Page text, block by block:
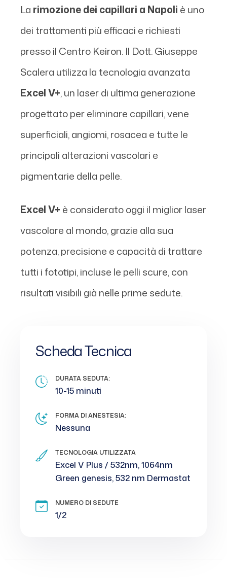
Scheda Tecnica
DURATA SEDUTA:
10-15 minuti
FORMA DI ANESTESIA:
Nessuna
TECNOLOGIA UTILIZZATA
Excel V Plus / 532nm, 1064nm
Green genesis, 532 nm Dermastat
NUMERO DI SEDUTE
1/2
La rimozione dei capillari a Napoli è uno
dei trattamenti più efficaci e richiesti
presso il Centro Keiron. Il Dott. Giuseppe
Scalera utilizza la tecnologia avanzata
Excel V+, un laser di ultima generazione
progettato per eliminare capillari, vene
superficiali, angiomi, rosacea e tutte le
principali alterazioni vascolari e
pigmentarie della pelle.
Excel V+ è considerato oggi il miglior laser
vascolare al mondo, grazie alla sua
potenza, precisione e capacità di trattare
tutti i fototipi, incluse le pelli scure, con
risultati visibili già nelle prime sedute.